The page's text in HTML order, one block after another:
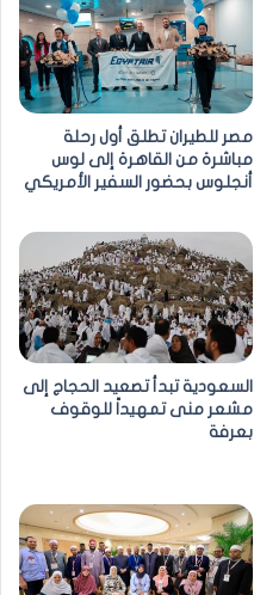
مصر للطيران تطلق أول رحلة
مباشرة من القاهرة إلى لوس
أنجلوس بحضور السفير الأمريكي
السعودية تبدأ تصعيد الحجاج إلى
مشعر منى تمهيداً للوقوف
بعرفة